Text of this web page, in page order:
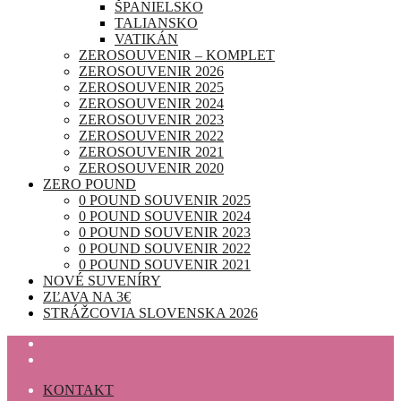
ŠPANIELSKO
TALIANSKO
VATIKÁN
ZEROSOUVENIR – KOMPLET
ZEROSOUVENIR 2026
ZEROSOUVENIR 2025
ZEROSOUVENIR 2024
ZEROSOUVENIR 2023
ZEROSOUVENIR 2022
ZEROSOUVENIR 2021
ZEROSOUVENIR 2020
ZERO POUND
0 POUND SOUVENIR 2025
0 POUND SOUVENIR 2024
0 POUND SOUVENIR 2023
0 POUND SOUVENIR 2022
0 POUND SOUVENIR 2021
NOVÉ SUVENÍRY
ZĽAVA NA 3€
STRÁŽCOVIA SLOVENSKA 2026
KONTAKT